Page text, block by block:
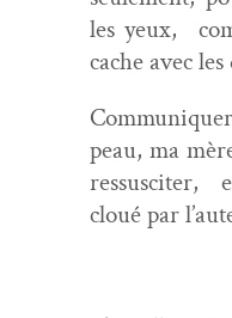
les yeux,
cache avec
peau, ma
ressus­citer,
cloué par